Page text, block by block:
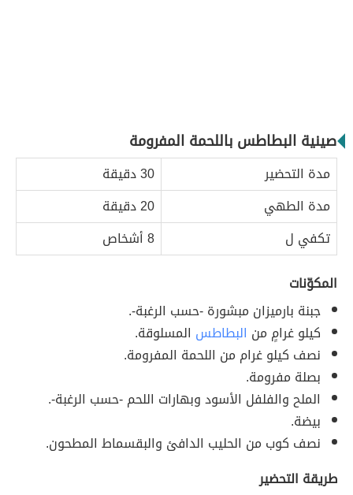
صينية البطاطس باللحمة المفرومة
مدة التحضير
30 دقيقة
مدة الطهي
20 دقيقة
تكفي ل
8 أشخاص
المكوّنات
جبنة بارميزان مبشورة -حسب الرغبة-.
كيلو غرامٍ من البطاطس المسلوقة.
نصف كيلو غرام من اللحمة المفرومة.
بصلة مفرومة.
الملح والفلفل الأسود وبهارات اللحم -حسب الرغبة-.
بيضة.
نصف كوب من الحليب الدافئ والبقسماط المطحون.
طريقة التحضير